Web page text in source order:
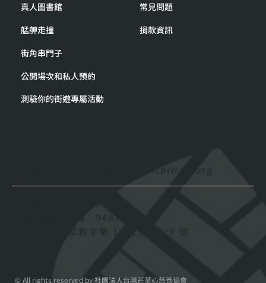
真人圖書館
艋舺走撞
街角串門子
公開場次和私人預約
測驗你的街遊專屬活動
常見問題
捐款資訊
© All rights reserved by 社團法人台灣芒草心慈善協會